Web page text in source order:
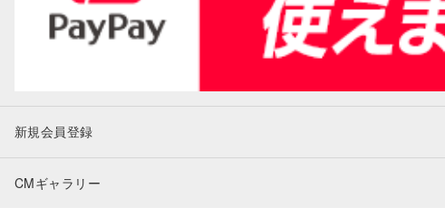
新規会員登録
CMギャラリー